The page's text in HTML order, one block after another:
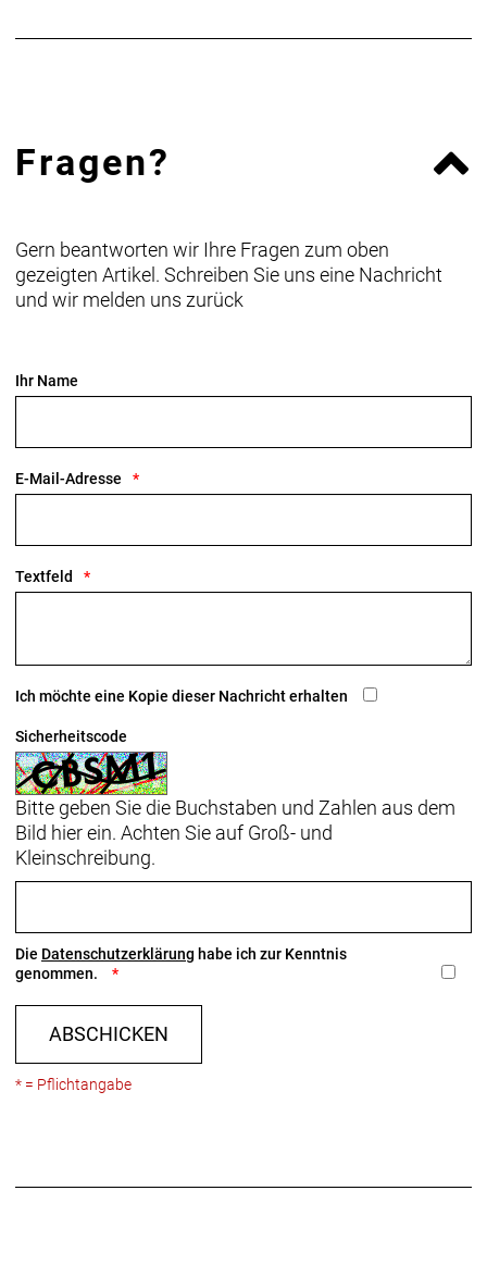
Fragen?
Gern beantworten wir Ihre Fragen zum oben
gezeigten Artikel. Schreiben Sie uns eine Nachricht
und wir melden uns zurück
Ihr Name
E-Mail-Adresse
Textfeld
Ich möchte eine Kopie dieser Nachricht erhalten
Sicherheitscode
Bitte geben Sie die Buchstaben und Zahlen aus dem
Bild hier ein. Achten Sie auf Groß- und
Kleinschreibung.
Die Datenschutzerklärung habe ich zur Kenntnis
genommen.
ABSCHICKEN
* = Pflichtangabe